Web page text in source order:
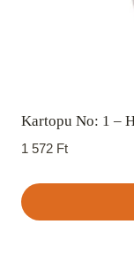
Kartopu No: 1 –
1 572 Ft